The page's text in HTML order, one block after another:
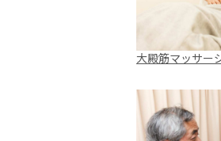
大殿筋マッサー